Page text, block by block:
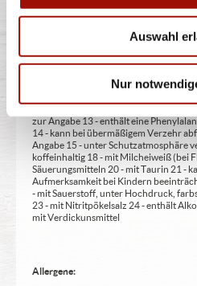
Auswahl
Nur
Hersteller finden Sie unter
1 - mit Farbstoffen 2 - mit
geschwärzt 7 - gewachst 8 - mit
zur Angabe 13 - enthält eine
14 - kann bei übermäßigem Verzehr
Angabe 15 - unter Schutzatmosphäre
koffeinhaltig 18 - mit Milcheiweiß (bei
Säuerungsmitteln 20 - mit Taurin 21 -
Aufmerksamkeit bei Kindern
- mit Sauerstoff, unter Hochdruck,
23 - mit Nitritpökelsalz 24 - enthält
mit Verdickunsmittel
Allergene: